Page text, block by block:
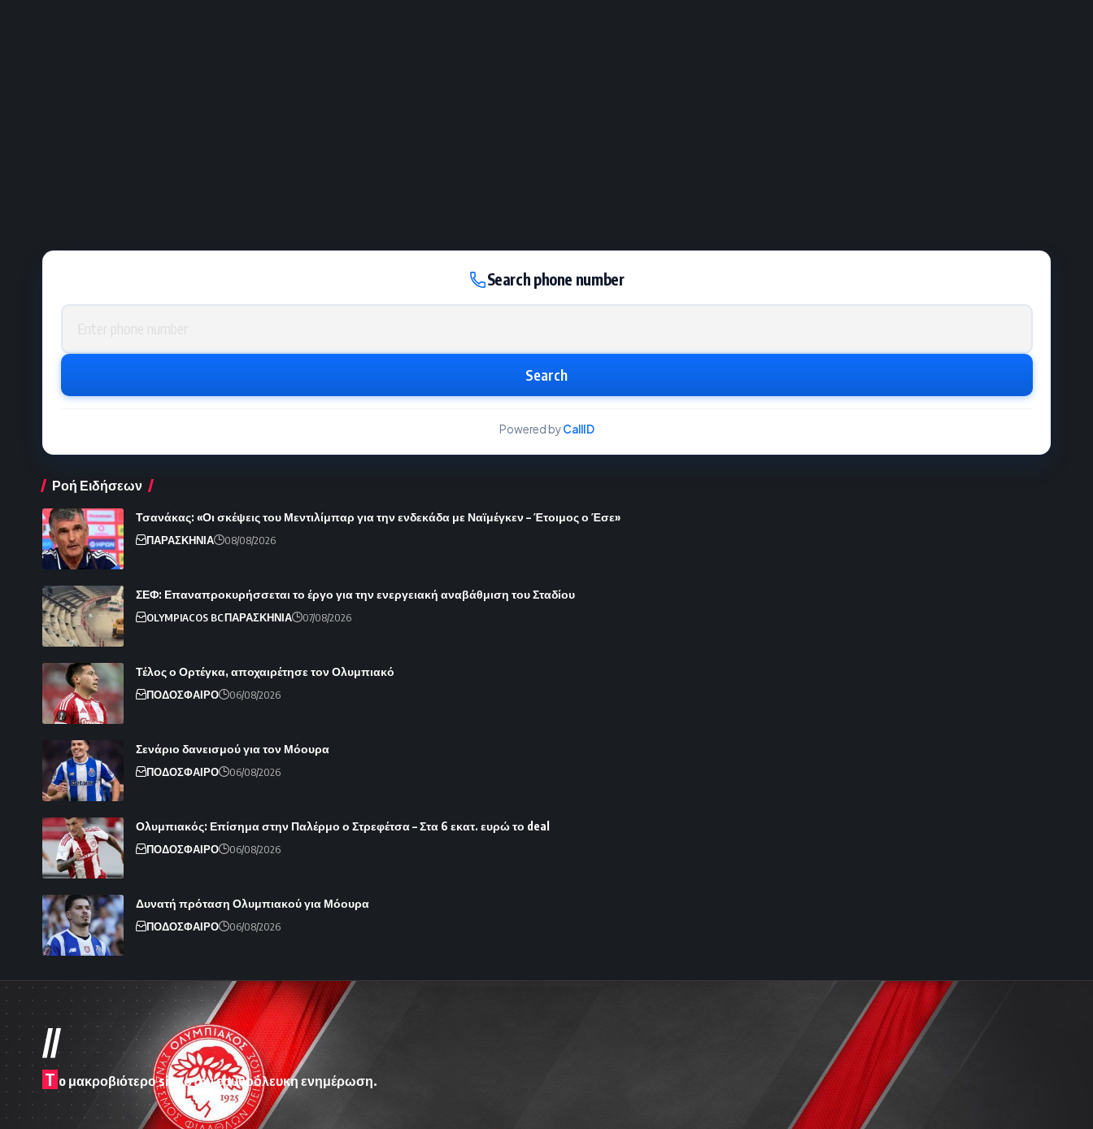
Search phone number
Phone number
Search
Powered byCallID
Ροή Ειδήσεων
Τσανάκας: «Οι σκέψεις του Μεντιλίμπαρ για την ενδεκάδα με Ναϊμέγκεν – Έτοιμος ο Έσε»
ΠΑΡΑΣΚΗΝΙΑ 08/08/2026
ΣΕΦ: Επαναπροκυρήσσεται το έργο για την ενεργειακή αναβάθμιση του Σταδίου
OLYMPIACOS BCΠΑΡΑΣΚΗΝΙΑ 07/08/2026
Τέλος ο Ορτέγκα, αποχαιρέτησε τον Ολυμπιακό
ΠΟΔΟΣΦΑΙΡΟ 06/08/2026
Σενάριο δανεισμού για τον Μόουρα
ΠΟΔΟΣΦΑΙΡΟ 06/08/2026
Ολυμπιακός: Επίσημα στην Παλέρμο ο Στρεφέτσα – Στα 6 εκατ. ευρώ το deal
ΠΟΔΟΣΦΑΙΡΟ 06/08/2026
Δυνατή πρόταση Ολυμπιακού για Μόουρα
ΠΟΔΟΣΦΑΙΡΟ 06/08/2026
//
T o μακροβιότερο site στην ερυθρόλευκη ενημέρωση.